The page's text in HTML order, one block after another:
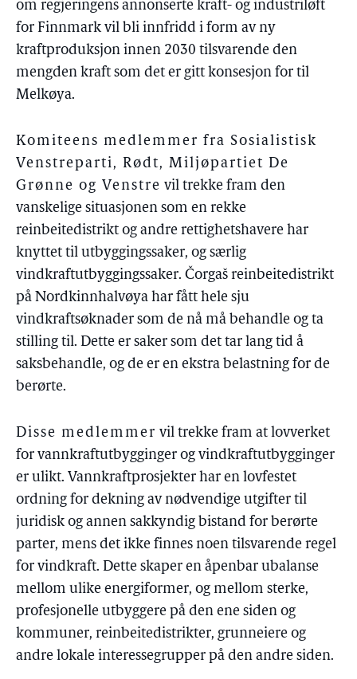
om regjeringens annonserte kraft- og industriløft
for Finnmark vil bli innfridd i form av ny
kraftproduksjon innen 2030 tilsvarende den
mengden kraft som det er gitt konsesjon for til
Melkøya.
Komiteens medlemmer fra Sosialistisk
Venstreparti, Rødt, Miljøpartiet De
Grønne og Venstre vil trekke fram den
vanskelige situasjonen som en rekke
reinbeitedistrikt og andre rettighetshavere har
knyttet til utbyggingssaker, og særlig
vindkraftutbyggingssaker. Čorgaš reinbeitedistrikt
på Nordkinnhalvøya har fått hele sju
vindkraftsøknader som de nå må behandle og ta
stilling til. Dette er saker som det tar lang tid å
saksbehandle, og de er en ekstra belastning for de
berørte.
Disse medlemmer vil trekke fram at lovverket
for vannkraftutbygginger og vindkraftutbygginger
er ulikt. Vannkraftprosjekter har en lovfestet
ordning for dekning av nødvendige utgifter til
juridisk og annen sakkyndig bistand for berørte
parter, mens det ikke finnes noen tilsvarende regel
for vindkraft. Dette skaper en åpenbar ubalanse
mellom ulike energiformer, og mellom sterke,
profesjonelle utbyggere på den ene siden og
kommuner, reinbeitedistrikter, grunneiere og
andre lokale interessegrupper på den andre siden.